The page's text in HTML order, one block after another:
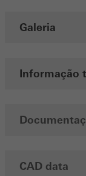
Galeria
Informação
CAD data